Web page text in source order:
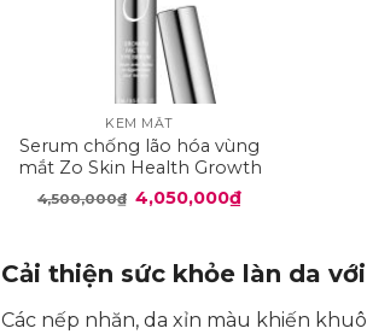
KEM MẮT
Serum chống lão hóa vùng
mắt Zo Skin Health Growth
Factor Eye Serum
4,500,000₫ Giá
gốc
4,050,000₫Giá
4,050,000₫.
Cải thiện sức khỏe làn da
Các nếp nhăn, da xỉn màu khiến